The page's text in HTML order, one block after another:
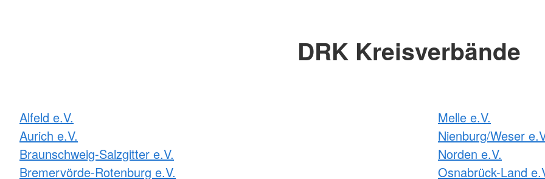
DRK Kreisverbände
Alfeld e.V.
Aurich e.V.
Braunschweig-Salzgitter e.V.
Bremervörde-Rotenburg e.V.
Melle e.V.
Nienburg/Weser
Norden e.V.
Osnabrück-Land